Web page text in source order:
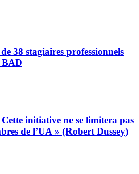
38 stagiaires professionnels
BAD
initiative ne se limitera pas
de l’UA » (Robert Dussey)